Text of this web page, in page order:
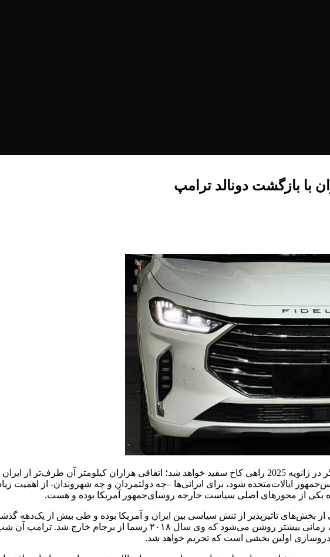
با بازگشت دونالد ترامپ
دونالد ترامپ پس از 4 سال دوری، بار دیگر در ژانویه 2025 راهی کاخ سفید خواهد شد؛ اتفاقی
ایالات‌متحده شود، برای ایرانی‌ها –چه دولتمردان و چه شهروندان- از اهمیت
یکی از محورهای اصلی سیاست خارجه روسای‌جمهور آمریکا بوده و هست.
بخش‌های تاثیر‌پذیر از تنش سیاسی بین ایران و آمریکا بوده و طی بیش از یک‌دهه
تاثیرات حضور دوباره ترامپ در کاخ‌سفید، زمانی بیشتر روشن
اولین بخشی است که تحریم خواهد شد.